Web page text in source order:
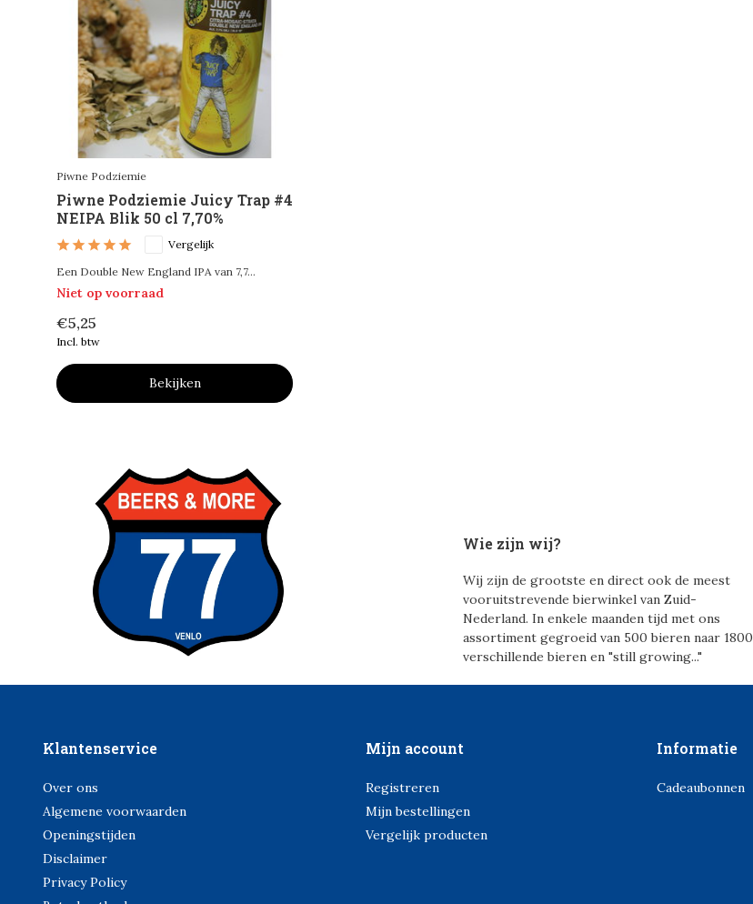
Piwne Podziemie
Piwne Podziemie Juicy Trap #4
NEIPA Blik 50 cl 7,70%
Vergelijk
Een Double New England IPA van 7,7...
Niet op voorraad
€5,25
Incl. btw
Bekijken
Wie zijn wij?
Wij zijn de grootste en direct ook de meest
vooruitstrevende bierwinkel van Zuid-
Nederland. In enkele maanden tijd met ons
assortiment gegroeid van 500 bieren naar 1800
verschillende bieren en "still growing..."
Klantenservice
Over ons
Algemene voorwaarden
Openingstijden
Disclaimer
Privacy Policy
Mijn account
Registreren
Mijn bestellingen
Vergelijk producten
Informatie
Cadeaubonnen